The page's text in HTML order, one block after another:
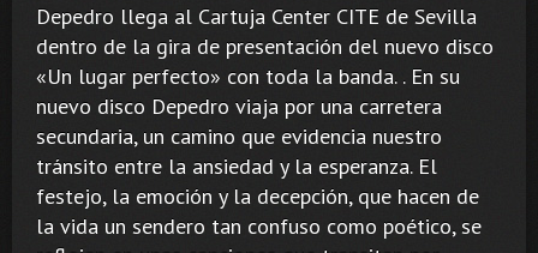
Depedro llega al Cartuja Center CITE de Sevilla
dentro de la gira de presentación del nuevo disco
«Un lugar perfecto» con toda la banda. . En su
nuevo disco Depedro viaja por una carretera
secundaria, un camino que evidencia nuestro
tránsito entre la ansiedad y la esperanza. El
festejo, la emoción y la decepción, que hacen de
la vida un sendero tan confuso como poético, se